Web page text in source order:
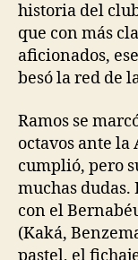
historia del
que con más
aficionados,
besó la red de
Ramos se
octavos ante la
cumplió, pero
muchas dudas.
con el
(Kaká,
pastel, el